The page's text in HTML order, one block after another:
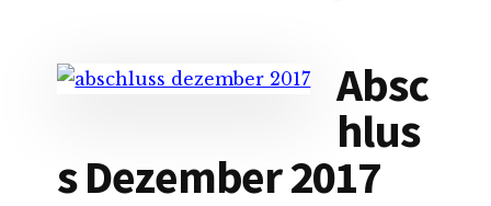
Absc
hlus
s Dezember 2017